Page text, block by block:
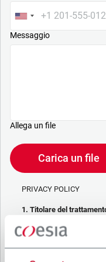
Messaggio
Allega un file
Carica un file
PRIVACY POLICY
1. Titolare del
La società che stai
tramite questo form
titolare/contitolare del